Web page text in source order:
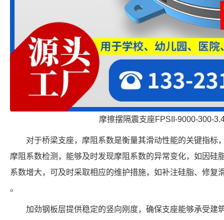
摩擦摆隔震支座FPSII-9000-300-
对于桥梁支座，摩阻系数是衡量其滑动性能的关键指标
摩阻系数检测，能够及时发现摩阻系数的异常变化，如因硅
系数增大，可及时采取相应的维护措施，如补注硅脂、修复
。
加劲钢板层提供稳定的竖向刚度，确保支座能够承受建